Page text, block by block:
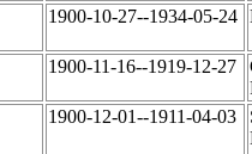
1900-10-27--1934-05-24
1900-11-16--1919-12-27
1900-12-01--1911-04-03